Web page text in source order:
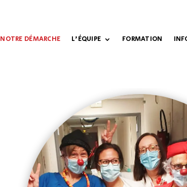
NOTRE DÉMARCHE L’ÉQUIPE FORMATION